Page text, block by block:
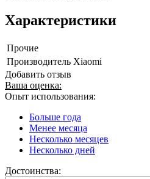
Характеристики
Прочие
Производитель Xiaomi
Добавить отзыв
Ваша оценка:
Опыт использования:
Больше года
Менее месяца
Несколько месяцев
Несколько дней
Достоинства: